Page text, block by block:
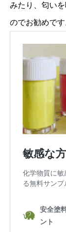
みたり、匂い
のでお勧めです